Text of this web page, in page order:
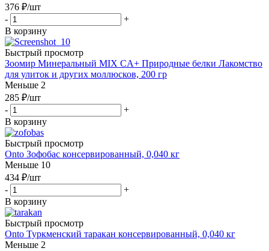
376 ₽/шт
-
+
В корзину
Быстрый просмотр
Зоомир Минеральный MIX CA+ Природные белки Лакомство
для улиток и других моллюсков, 200 гр
Меньше 2
285 ₽/шт
-
+
В корзину
Быстрый просмотр
Onto Зофобас консервированный, 0,040 кг
Меньше 10
434 ₽/шт
-
+
В корзину
Быстрый просмотр
Onto Туркменский таракан консервированный, 0,040 кг
Меньше 2